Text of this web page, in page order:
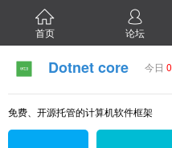
首页 论坛
Dotnet core 今日 0
免费、开源托管的计算机软件框架